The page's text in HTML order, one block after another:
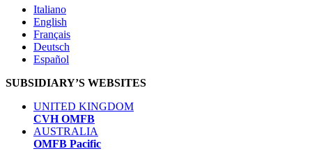
Italiano
English
Français
Deutsch
Español
SUBSIDIARY’S WEBSITES
UNITED KINGDOM
CVH OMFB
AUSTRALIA
OMFB Pacific